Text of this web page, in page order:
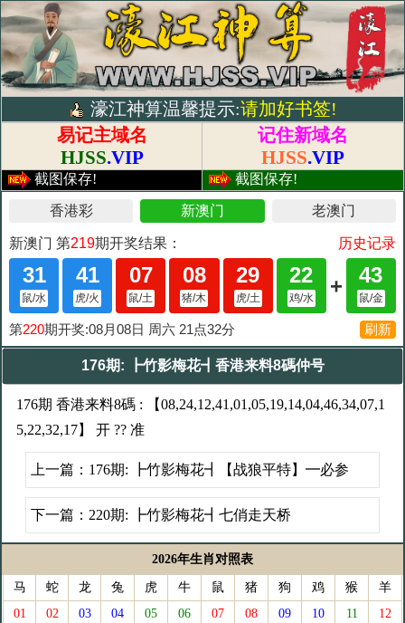
濠江神算温馨提示:请加好书签!
易记主域名
HJSS.VIP
记住新域名
HJSS.VIP
截图保存! 截图保存!
176期: ┣竹影梅花┫香港来料8碼仲号
176期 香港来料8碼 : 【08,24,12,41,01,05,19,14,04,46,34,07,1
5,22,32,17】 开 ?? 准
上一篇： 176期: ┣竹影梅花┫【战狼平特】━必参
下一篇： 220期: ┣竹影梅花┫七俏走天桥
2026年生肖对照表
马 蛇 龙 兔 虎 牛 鼠 猪 狗 鸡 猴
羊
01
02 03 04 05 06 07 08 09 10 11
12